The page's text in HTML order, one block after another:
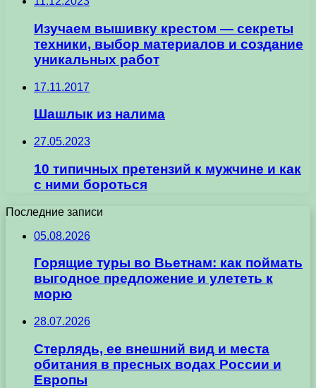
Изучаем вышивку крестом — секреты
техники, выбор материалов и создание
уникальных работ
17.11.2017
Шашлык из налима
27.05.2023
10 типичных претензий к мужчине и как
с ними бороться
Последние записи
05.08.2026
Горящие туры во Вьетнам: как поймать
выгодное предложение и улететь к
морю
28.07.2026
Стерлядь, ее внешний вид и места
обитания в пресных водах России и
Европы